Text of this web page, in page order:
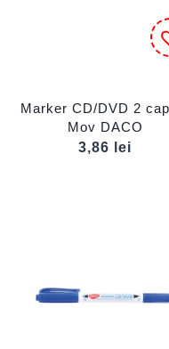
Marker CD/DVD 2
Mov DACO
3,86
lei